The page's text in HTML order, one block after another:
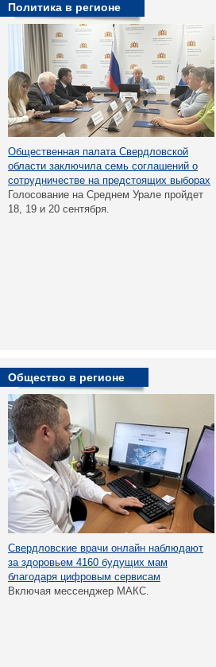
Политика в регионе
Общественная палата Свердловской
области заключила семь соглашений о
сотрудничестве на предстоящих выборах
Голосование на Среднем Урале пройдет
18, 19 и 20 сентября.
Общество в регионе
Свердловские врачи онлайн наблюдают
за здоровьем 4160 будущих мам
благодаря цифровым сервисам
Включая мессенджер МАКС.